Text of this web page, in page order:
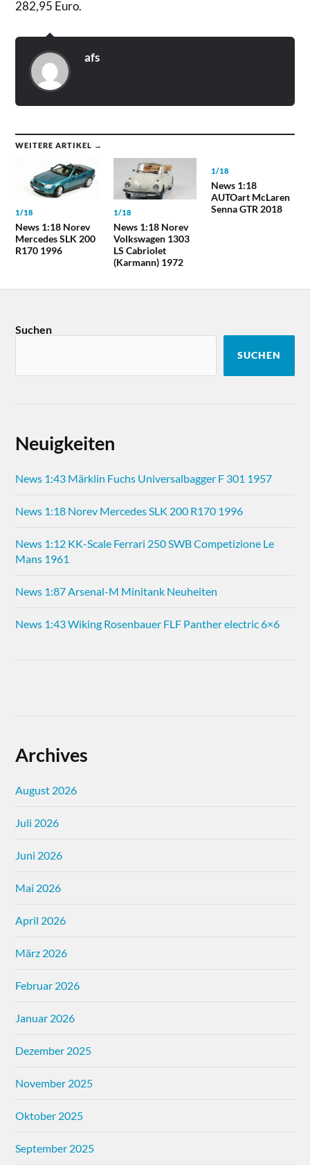
282,95 Euro.
afs
WEITERE ARTIKEL →
1/18
News 1:18 Norev
Mercedes SLK 200
R170 1996
1/18
News 1:18 Norev
Volkswagen 1303
LS Cabriolet
(Karmann) 1972
1/18
News 1:18
AUTOart McLaren
Senna GTR 2018
Suchen
SUCHEN
Neuigkeiten
News 1:43 Märklin Fuchs Universalbagger F 301 1957
News 1:18 Norev Mercedes SLK 200 R170 1996
News 1:12 KK-Scale Ferrari 250 SWB Competizione Le
Mans 1961
News 1:87 Arsenal-M Minitank Neuheiten
News 1:43 Wiking Rosenbauer FLF Panther electric 6×6
Archives
August 2026
Juli 2026
Juni 2026
Mai 2026
April 2026
März 2026
Februar 2026
Januar 2026
Dezember 2025
November 2025
Oktober 2025
September 2025